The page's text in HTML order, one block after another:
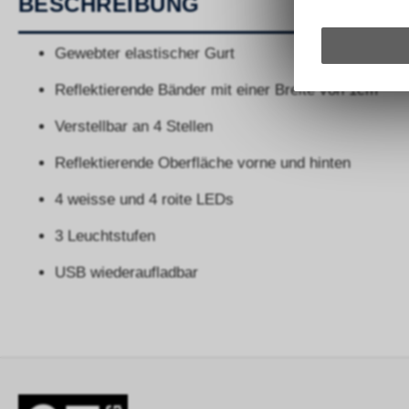
Gewebter elastischer Gurt
Reflektierende Bänder mit einer Breite von 1cm
Verstellbar an 4 Stellen
Reflektierende Oberfläche vorne und hinten
4 weisse und 4 roite LEDs
3 Leuchtstufen
USB wiederaufladbar